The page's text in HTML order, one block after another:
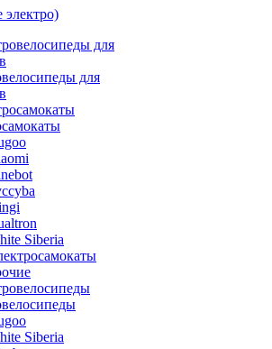
электро)
для
Siberia
Siberia